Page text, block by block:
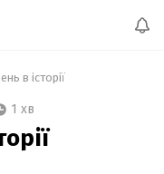
в історії
1 хв